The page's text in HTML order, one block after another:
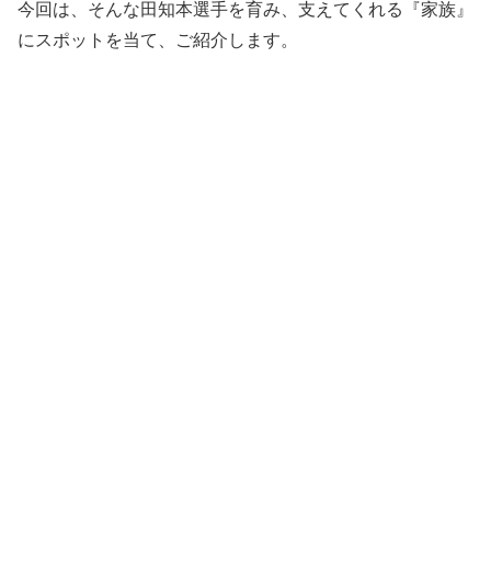
今回は、そんな田知本選手を育み、支えてくれる『家族』
にスポットを当て、ご紹介します。